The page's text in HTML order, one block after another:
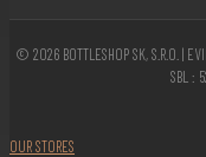
© 2026 BOTTLESHOP SK, S.R.O. |
SBL :
OUR STORES